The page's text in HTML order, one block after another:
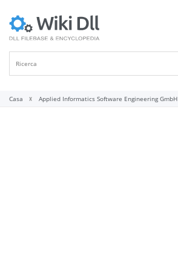
Casa Applied Informatics Software Engineering GmbH